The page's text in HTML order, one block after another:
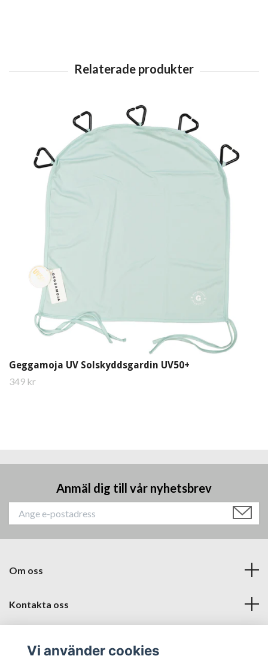
Geggamoja UV Solskyddsgardin UV50+
349 kr
Anmäl dig till vår nyhetsbrev
Om oss
Kontakta oss
Vi använder cookies